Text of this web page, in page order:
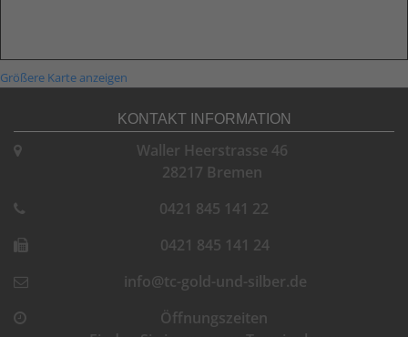
Größere Karte anzeigen
KONTAKT INFORMATION
Waller Heerstrasse 46
28217 Bremen
0421 845 141 22
0421 845 141 24
info@tc-gold-und-silber.de
Öffnungszeiten